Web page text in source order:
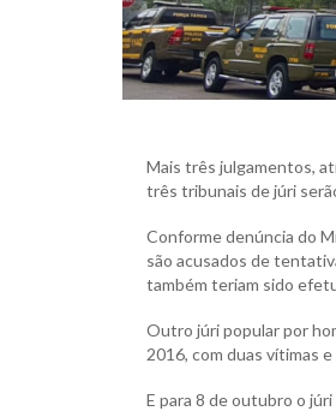
Mais três julgamentos,
três tribunais de júri
Conforme denúncia do
são acusados de
também teriam sido
Outro júri popular por
2016, com duas vítimas
E para 8 de outubro o